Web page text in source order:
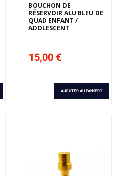
BOUCHON DE
RÉSERVOIR ALU BLEU DE
QUAD ENFANT /
ADOLESCENT
15,00 €
AJOUTER AU PANIER